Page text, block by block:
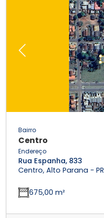
Previous
Bairro
Centro
Endereço
Rua Espanha, 833
Centro, Alto Parana - PR
675,00 m²